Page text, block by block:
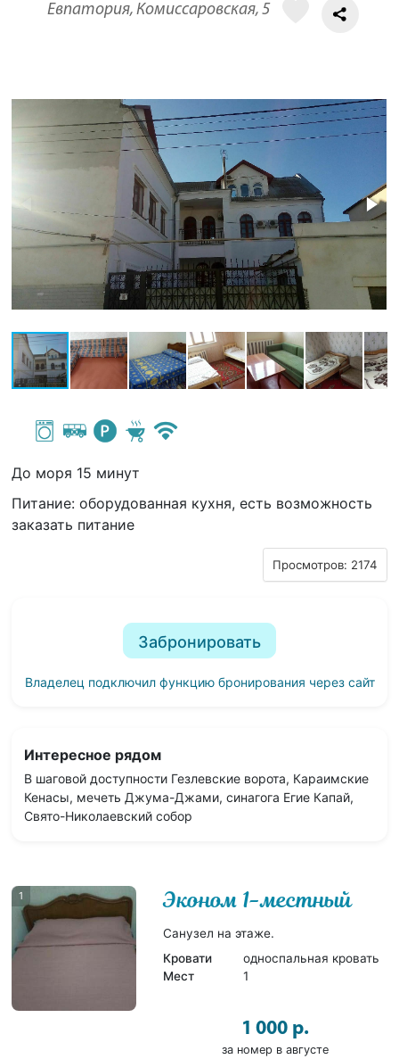
Евпатория, Комиссаровская, 5
До моря 15 минут
Питание: оборудованная кухня, есть возможность
заказать питание
Просмотров: 2174
Забронировать
Владелец подключил функцию бронирования через сайт
Интересное рядом
В шаговой доступности Гезлевские ворота, Караимские
Кенасы, мечеть Джума-Джами, синагога Егие Капай,
Свято-Николаевский собор
1 Эконом 1-местный
Санузел на этаже.
Кровати
односпальная кровать
Мест
1
1 000 р.
за номер в августе